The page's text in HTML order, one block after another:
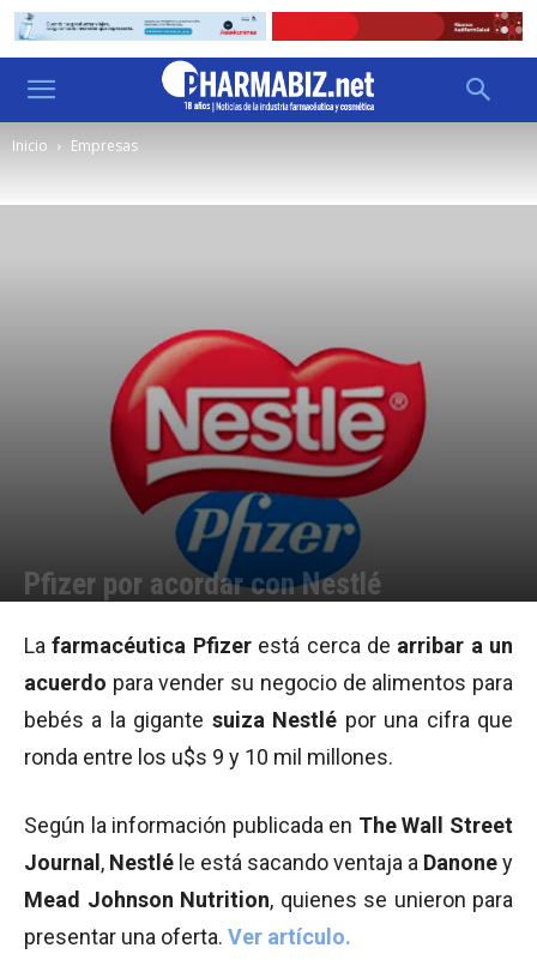
Inicio Empresas
Pfizer por acordar con Nestlé
Lafarmacéutica Pfizerestá cerca de arribar a un
acuerdo para vender su negocio de alimentos para
bebés a la gigante suiza Nestlé por una cifra que
ronda entre los u$s 9 y 10 mil millones.
Según la información publicada en The Wall Street
Journal , Nestlé le está sacando ventaja a Danoney
Mead Johnson Nutrition, quienes se unieron para
presentar una oferta. Ver artículo.